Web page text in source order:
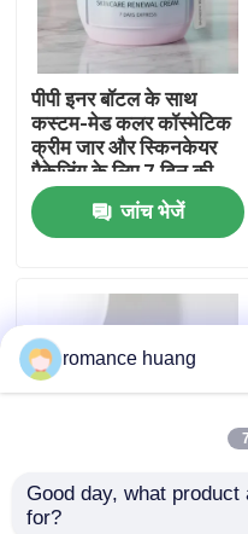
फैक्टरी यात्रा
गुणवत्ता नियंत्रण
हमसे संपर्क करें
एक बोली का अनुरोध
कॉस्मेटिक वायुहीन बोतल
कॉस्मेटिक लोशन की बोतल
कॉस्मेटिक क्रीम जार
पीपी इनर बॉटल के साथ
कस्टम-मेड कलर कॉस्मेटिक
क्रीम जार और स्किनकेयर
पैकेजिंग के लिए 7 दिन की
शिपिंग
जांच भेजें
स्किनकेयर और मेकअप के
romance huang
Good day, what product
for?